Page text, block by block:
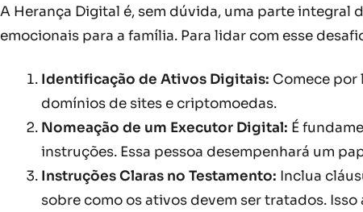
A Herança Digital é, sem dúvida, uma parte integral
emocionais para a família. Para lidar com esse
Identificação de Ativos Digitais: Comece por
domínios de sites e criptomoedas.
Nomeação de um Executor Digital: É
instruções. Essa pessoa desempenhará um
Instruções Claras no Testamento: Inclua
sobre como os ativos devem ser tratados.